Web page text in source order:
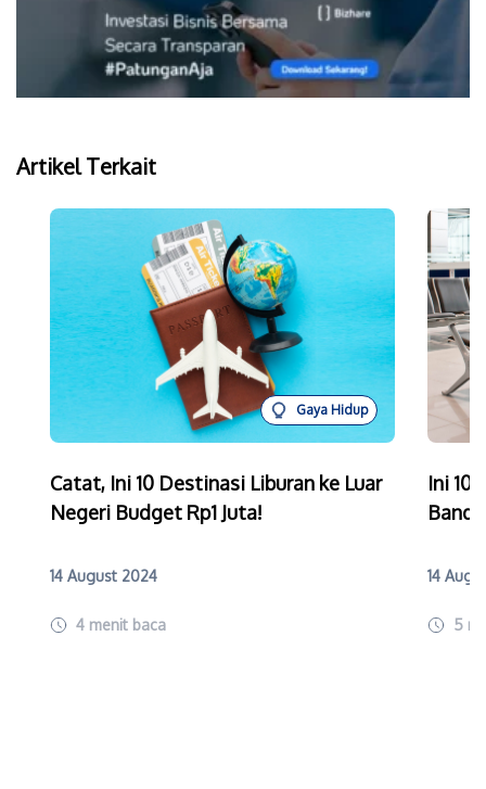
Artikel Terkait
Gaya Hidup
Catat, Ini 10 Destinasi Liburan ke Luar
Negeri Budget Rp1 Juta!
14 August 2024
4 menit baca
Ini 10
14
5